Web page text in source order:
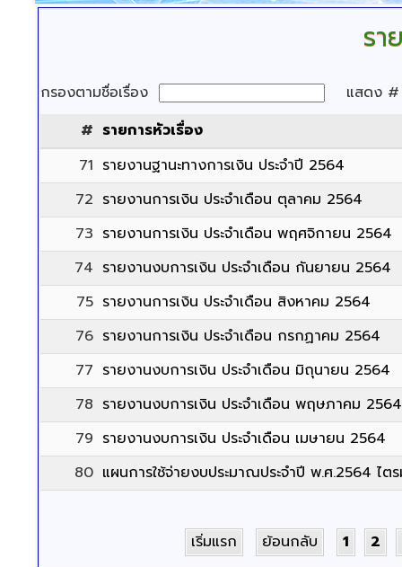
รา
กรองตามชื่อเรื่อง
แสดง
# รายการหัวเรื่อง
71 รายงานฐานะทางการเงิน ประจำปี 2564
72 รายงานการเงิน ประจำเดือน ตุลาคม 2564
73 รายงานการเงิน ประจำเดือน พฤศจิกายน 2564
74 รายงานงบการเงิน ประจำเดือน กันยายน 2564
75 รายงานการเงิน ประจำเดือน สิงหาคม 2564
76 รายงานการเงิน ประจำเดือน กรกฏาคม 2564
77 รายงานงบการเงิน ประจำเดือน มิถุนายน 2564
78 รายงานงบการเงิน ประจำเดือน พฤษภาคม 2564
79 รายงานงบการเงิน ประจำเดือน เมษายน 2564
80 แผนการใช้จ่ายงบประมาณประจำปี พ.ศ.2564 ไต
เริ่มแรก ย้อนกลับ 1 2